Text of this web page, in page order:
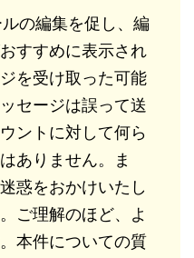
の編集を促し、編
すすめに表示され
を受け取った可能
セージは誤って送
ントに対して何ら
ありません。ま
惑をおかけいたし
ご理解のほど、よ
本件についての質